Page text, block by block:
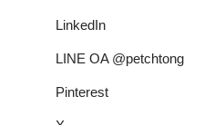
LinkedIn
LINE OA @petchtong
Pinterest